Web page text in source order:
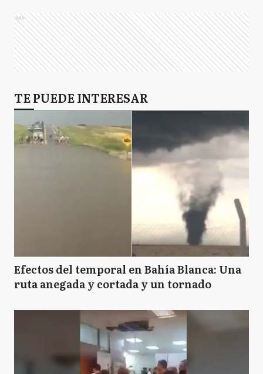
Ads
TE PUEDE INTERESAR
Efectos del temporal en Bahía Blanca: Una
ruta anegada y cortada y un tornado